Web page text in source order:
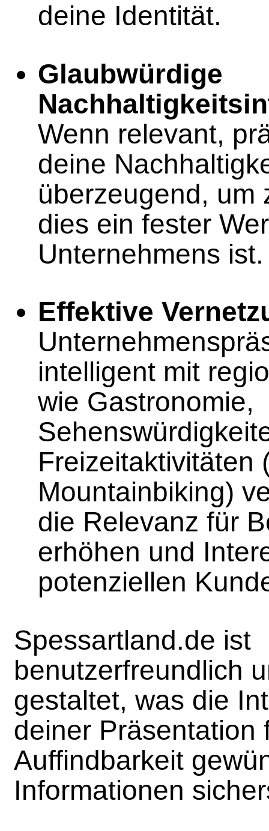
deine Identität.
Glaubwürdige
Wenn relevant,
deine
überzeugend, um
dies ein fester
Unternehmens ist.
Effektive
intelligent mit
wie Gastronomie,
Freizeitaktivitäten
Mountainbiking)
die Relevanz für
erhöhen und
potenziellen
Spessartland.de ist
benutzerfreundlich
gestaltet, was die
deiner Präsentation
Auffindbarkeit
Informationen